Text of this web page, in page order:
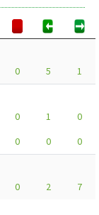
0 5
1
0 1
0
0 0
0
0 2 7